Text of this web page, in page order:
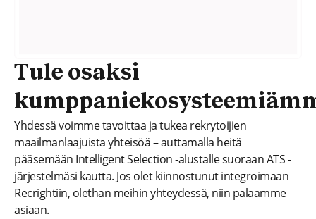
Tule osaksi
Yhdessä voimme tavoittaa ja tukea rekrytoijien
maailmanlaajuista yhteisöä – auttamalla heitä
pääsemään Intelligent Selection -alustalle suoraan ATS -
järjestelmäsi kautta. Jos olet kiinnostunut integroimaan
Recrightiin, olethan meihin yhteydessä, niin palaamme
asiaan.